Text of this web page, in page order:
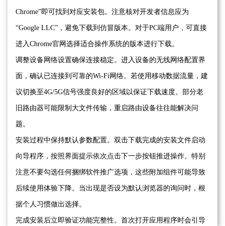
Chrome”即可找到对应安装包。注意核对开发者信息应为
“Google LLC”，避免下载到仿冒版本。对于PC端用户，可直接
进入Chrome官网选择适合操作系统的版本进行下载。
调整设备网络设置确保连接稳定。进入设备的无线网络配置界
面，确认已连接到可靠的Wi-Fi网络。若使用移动数据流量，建
议切换至4G/5G信号强度良好的区域以保证下载速度。部分老
旧路由器可能限制大文件传输，重启路由设备往往能解决问
题。
安装过程中保持默认参数配置。双击下载完成的安装文件启动
向导程序，按照界面提示依次点击下一步按钮推进操作。特别
注意不要勾选任何捆绑软件推广选项，这些附加组件可能导致
后续使用体验下降。当出现是否设为默认浏览器的询问时，根
据个人习惯做出选择。
完成安装后立即验证功能完整性。首次打开应用程序时会引导